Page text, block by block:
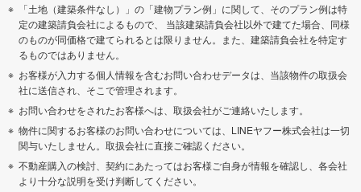
「土地（建築条件なし）」の「建物プラン例」に関して、そのプラン例は特
定の建築請負会社によるもので、 当該建築請負会社以外で建てた場合、同様
のものが同価格で建てられるとは限りません。また、建築請負会社を特定す
るものではありません。
お客様が入力する個人情報を含むお問い合わせデータは、当該物件の取扱会
社に送信され、そこで管理されます。
お問い合わせをされたお客様へは、取扱会社がご連絡いたします。
物件に関するお客様のお問い合わせについては、LINEヤフー株式会社は一切
関与いたしません。取扱会社に直接ご確認ください。
不動産購入の検討、契約にあたってはお客様ご自身が情報を確認し、各会社
より十分な説明を受け判断してください。